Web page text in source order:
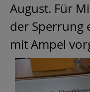
August. Für
der Sperrung
mit Ampel